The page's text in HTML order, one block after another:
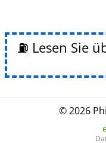
⛽ Lesen Sie
© 2026